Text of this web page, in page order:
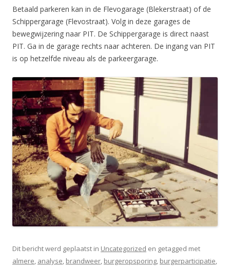
Betaald parkeren kan in de Flevogarage (Blekerstraat) of de
Schippergarage (Flevostraat). Volg in deze garages de
bewegwijzering naar PIT. De Schippergarage is direct naast
PIT. Ga in de garage rechts naar achteren. De ingang van PIT
is op hetzelfde niveau als de parkeergarage.
Dit bericht werd geplaatst in Uncategorized en getagged met
almere, analyse, brandweer, burgeropsporing, burgerparticipatie,